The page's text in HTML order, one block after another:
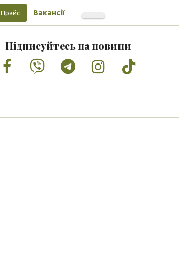
Прайс Вакансії
Підписуйтесь на новини
Facebook
VimeoTumblrInstagram
Tiktok